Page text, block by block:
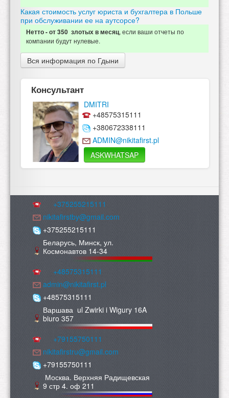
Какая стоимость услуг юриста и бухгалтера в Польше
при обслуживании ее на аутсорсе?
Нетто - от 350 злотых в месяц, если ваши отчеты по
компании будут нулевые.
Вся информация по Гдыни
Консультант
DMITRI
+48575315111
+380672338111
ADMIN@nikitafirst.pl
ASKWHATSAP
+375255215111
nikitafirstby@gmail.com
+375255215111
Беларусь, Минск, ул.
Космонавтов 14-34
+48575315111
admin@nikitafirst.pl
+48575315111
Варшава ul Zwirki i Wigury 16A
biuro 357
+79155750111
nikitafirstru@gmail.com
+79155750111
Москва. Верхняя Радищевская
9 стр 4. оф 211